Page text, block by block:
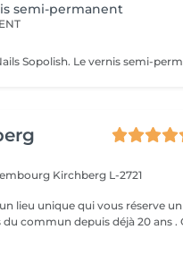
semi-permanent
Kirchberg L-2721
lieu unique qui vous réserve un
commun depuis déjà 20 ans . C'est